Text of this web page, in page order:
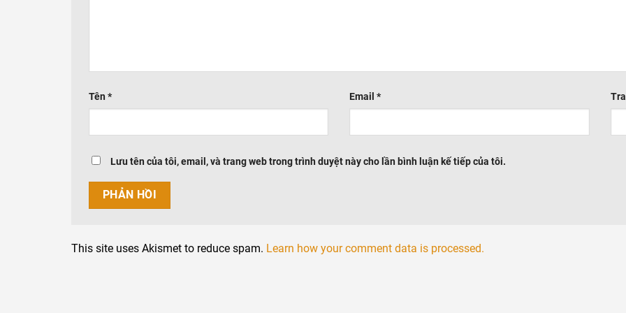
Tên * Email*
Lưu tên của tôi, email, và trang web trong trình duyệt này cho lần bình luận kế tiếp của tôi.
This site uses Akismet to reduce spam. Learn how your comment data is processed.